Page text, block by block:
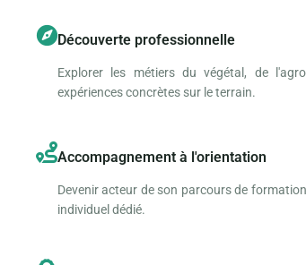
Découverte professionnelle
Explorer les métiers du végétal, de
expériences concrètes sur le terrain.
Accompagnement à l'orientation
Devenir acteur de son parcours de
individuel dédié.